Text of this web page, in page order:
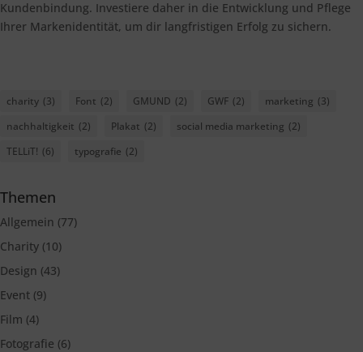
Kundenbindung. Investiere daher in die Entwicklung und Pflege
Ihrer Markenidentität, um dir langfristigen Erfolg zu sichern.
charity (3) Font (2) GMUND (2) GWF (2) marketing (3)
nachhaltigkeit (2) Plakat (2) social media marketing (2)
TELLiT! (6) typografie (2)
Themen
Allgemein (77)
Charity (10)
Design (43)
Event (9)
Film (4)
Fotografie (6)